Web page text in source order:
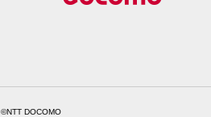
©NTT DOCOMO